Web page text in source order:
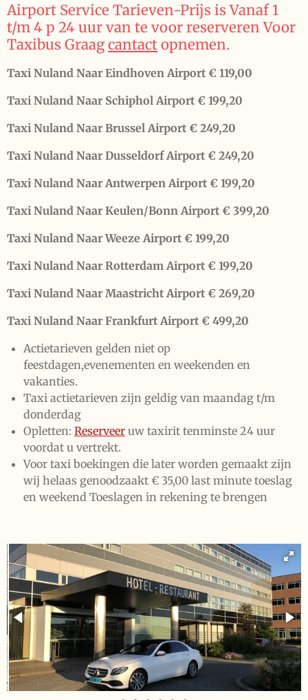
Airport Service Tarieven-Prijs is Vanaf 1
t/m 4 p 24 uur van te voor reserveren Voor
Taxibus Graagcantactopnemen.
Taxi Nuland Naar Eindhoven Airport € 119,00
Taxi Nuland Naar Schiphol Airport € 199,20
Taxi Nuland Naar Brussel Airport € 249,20
Taxi Nuland Naar Dusseldorf Airport € 249,20
Taxi Nuland Naar Antwerpen Airport € 199,20
Taxi Nuland Naar Keulen/Bonn Airport € 399,20
Taxi Nuland Naar Weeze Airport € 199,20
Taxi Nuland Naar Rotterdam Airport € 199,20
Taxi Nuland Naar Maastricht Airport € 269,20
Taxi Nuland Naar Frankfurt Airport € 499,20
Actietarieven gelden niet op
feestdagen,evenementen en weekenden en
vakanties.
Taxi actietarieven zijn geldig van maandag t/m
donderdag
Opletten: Reserveer uw taxirit tenminste 24 uur
voordat u vertrekt.
Voor taxi boekingen die later worden gemaakt zijn
wij helaas genoodzaakt € 35,00 last minute toeslag
en weekend Toeslagen in rekening te brengen